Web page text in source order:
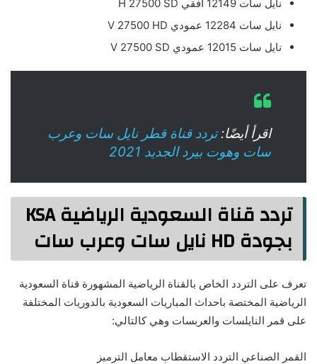
نايل سات 12149 أفقي H 27500 SD
نايل سات 12284 عمودي V 27500 HD
نايل سات 12015 عمودي V 27500 SD
اقرأ أيضًا:تردد قناة قطر نايل سات وعرب
سات وهوت بيرد الجديد 2021
تردد قناة السعودية الرياضية KSA
بجودة HD نايل سات وعرب سات
تعرف على التردد الخاص بالقناة الرياضية المشهورة قناة السعودية
الرياضية المختصة باحداث المباريات السعودية بالدوريات المختلفة
على قمر النايلسات والعربسات وهي كالتالي:
القمر الصناعي التردد الاستقطاب معامل الترميز